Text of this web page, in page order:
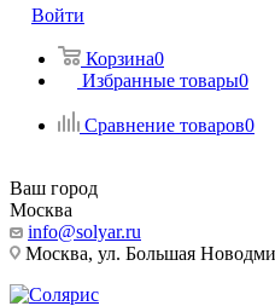
Войти
Корзина0
Избранные товары0
Сравнение товаров0
Ваш город
Москва
info@solyar.ru
Москва, ул. Большая